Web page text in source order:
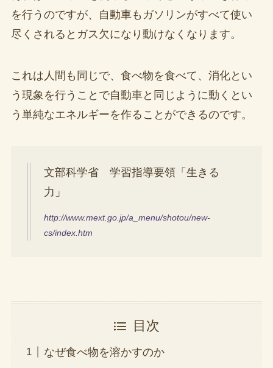
を行うのですが、自動車もガソリンがすべて使い
尽くされるとガス欠になり動けなくなります。
これは人間も同じで、食べ物を食べて、消化とい
う現象を行うことで自動車と同じように動くとい
う単純なエネルギーを作ることができるのです。
文部科学省 学習指導要領「生きる
力」
http://www.mext.go.jp/a_menu/shotou/new-
cs/index.htm
目次
なぜ食べ物を溶かすのか